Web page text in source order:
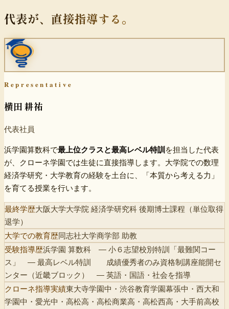
代表が、直接指導する。
Representative
横田 耕祐
代表社員
浜学園算数科で最上位クラスと最高レベル特訓 を担当した代表
が、クローネ学園では生徒に直接指導します。大学院での数理
経済学研究・大学教育の経験を土台に、「本質から考える力」
を育てる授業を行います。
最終学歴大阪大学大学院 経済学研究科 後期博士課程（単位取得
退学）
大学での教育歴同志社大学商学部 助教
受験指導歴浜学園 算数科 ― 小６志望校別特訓「最難関コー
ス」
― 最高レベル特訓 成績優秀者のみ資格制講座能開セ
ンター（近畿ブロック）
― 英語・国語・社会を指導
クローネ指導実績東大寺学園中・渋谷教育学園幕張中・西大和
学園中・愛光中・高松高・高松商業高・高松西高・大手前高校